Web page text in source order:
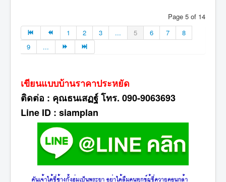
Page 5 of 14
1
2 3 ... 5 6 7
8
9
...
เขียนแบบบ้านราคาประหยัด
ติดต่อ : คุณธนเสฏฐ์ โทร. 090-9063693
Line ID : siamplan